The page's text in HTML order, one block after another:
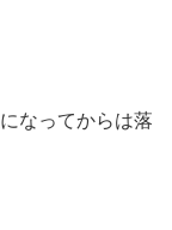
なってからは落